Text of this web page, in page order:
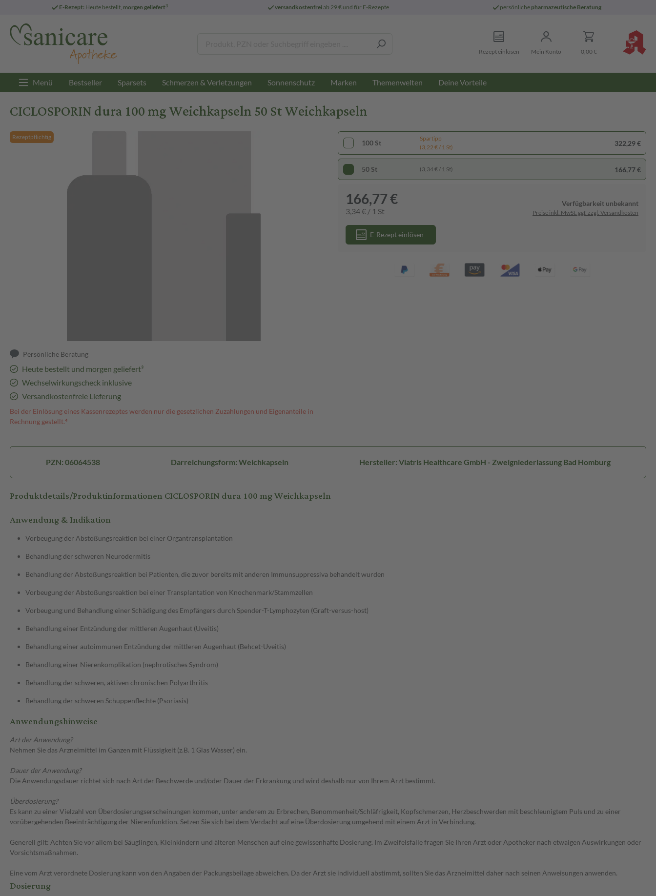
E-Rezept: Heute bestellt, morgen geliefert3 versandkostenfreiab 29 € und für E-Rezepte persönliche pharmazeutische Beratung
Rezept einlösen Mein Konto 0,00 €
Menü Bestseller Sparsets Schmerzen & Verletzungen Sonnenschutz Marken Themenwelten Deine Vorteile
CICLOSPORIN dura 100 mg Weichkapseln 50 St Weichkapseln
Rezeptpflichtig
Persönliche Beratung
Heute bestellt und morgen geliefert³
Wechselwirkungscheck inklusive
Versandkostenfreie Lieferung
Bei der Einlösung eines Kassenrezeptes werden nur die gesetzlichen Zuzahlungen und Eigenanteile in
Rechnung gestellt.⁴
100 St
Spartipp
(3,22 € / 1 St)
322,29 €
50 St (3,34 € / 1 St) 166,77 €
166,77 €
3,34 € / 1 St
Verfügbarkeit unbekannt
Preise inkl. MwSt. ggf. zzgl. Versandkosten
E-Rezept einlösen
PZN: 06064538 Darreichungsform: Weichkapseln Hersteller: Viatris Healthcare GmbH - Zweigniederlassung Bad Homburg
Produktdetails/Produktinformationen CICLOSPORIN dura 100 mg Weichkapseln
Anwendung & Indikation
Vorbeugung der Abstoßungsreaktion bei einer Organtransplantation
Behandlung der schweren Neurodermitis
Behandlung der Abstoßungsreaktion bei Patienten, die zuvor bereits mit anderen Immunsuppressiva behandelt wurden
Vorbeugung der Abstoßungsreaktion bei einer Transplantation von Knochenmark/Stammzellen
Vorbeugung und Behandlung einer Schädigung des Empfängers durch Spender-T-Lymphozyten (Graft-versus-host)
Behandlung einer Entzündung der mittleren Augenhaut (Uveitis)
Behandlung einer autoimmunen Entzündung der mittleren Augenhaut (Behcet-Uveitis)
Behandlung einer Nierenkomplikation (nephrotisches Syndrom)
Behandlung der schweren, aktiven chronischen Polyarthritis
Behandlung der schweren Schuppenflechte (Psoriasis)
Anwendungshinweise
Art der Anwendung?
Nehmen Sie das Arzneimittel im Ganzen mit Flüssigkeit (z.B. 1 Glas Wasser) ein.
Dauer der Anwendung?
Die Anwendungsdauer richtet sich nach Art der Beschwerde und/oder Dauer der Erkrankung und wird deshalb nur von Ihrem Arzt bestimmt.
Überdosierung?
Es kann zu einer Vielzahl von Überdosierungserscheinungen kommen, unter anderem zu Erbrechen, Benommenheit/Schläfrigkeit, Kopfschmerzen, Herzbeschwerden mit beschleunigtem Puls und zu einer
vorübergehenden Beeinträchtigung der Nierenfunktion. Setzen Sie sich bei dem Verdacht auf eine Überdosierung umgehend mit einem Arzt in Verbindung.
Generell gilt: Achten Sie vor allem bei Säuglingen, Kleinkindern und älteren Menschen auf eine gewissenhafte Dosierung. Im Zweifelsfalle fragen Sie Ihren Arzt oder Apotheker nach etwaigen Auswirkungen oder
Vorsichtsmaßnahmen.
Eine vom Arzt verordnete Dosierung kann von den Angaben der Packungsbeilage abweichen. Da der Arzt sie individuell abstimmt, sollten Sie das Arzneimittel daher nach seinen Anweisungen anwenden.
Dosierung